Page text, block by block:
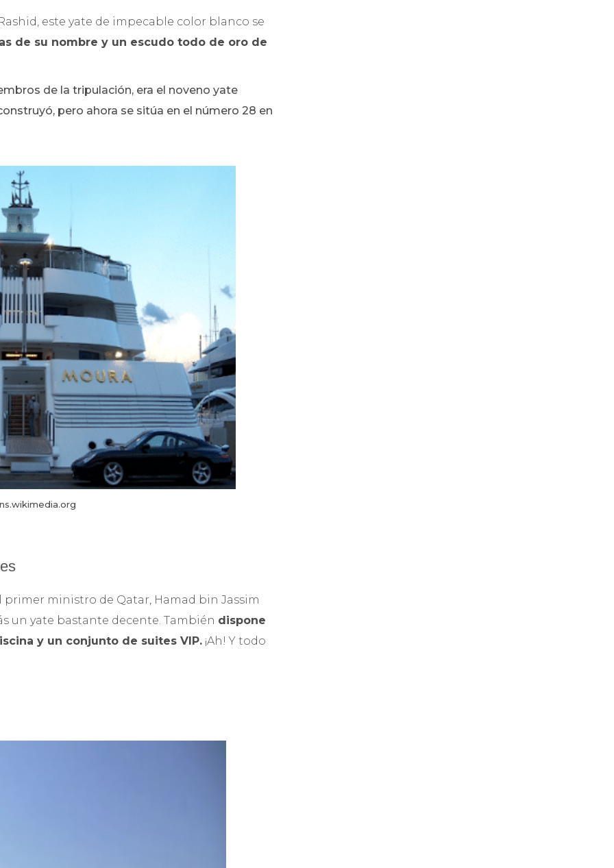
este yate de impecable color blanco se
de su nombre y un escudo todo de oro de
de la tripulación, era el noveno yate
pero ahora se sitúa en el número 28 en
ministro de Qatar, Hamad bin Jassim
un yate bastante decente. También dispone
y un conjunto de suites VIP. ¡Ah! Y todo